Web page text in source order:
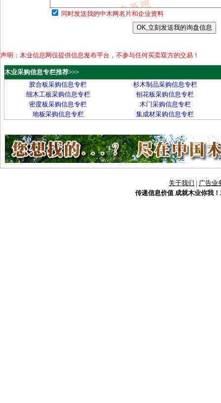
同时发送我的中木网名片和企业资料
声明：木业信息网仅提供信息发布平台，不参与任何买卖双方的交易！
木业采购信息专栏推荐>>>
胶合板采购信息专栏
杉木制品采购信息专栏
细木工板采购信息专栏
刨花板采购信息专栏
密度板采购信息专栏
木门采购信息专栏
地板采购信息专栏
集成材采购信息专栏
关于我们 | 广告业
传递信息价值 成就木业你我